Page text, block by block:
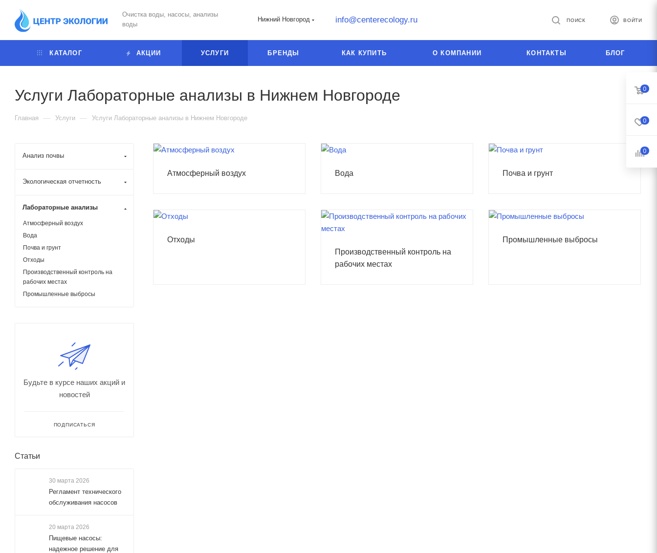
Очистка воды, насосы, анализы
воды
Нижний Новгород info@centerecology.ru ВОЙТИ
ПОИСК
КАТАЛОГ АКЦИИ УСЛУГИ БРЕНДЫ КАК КУПИТЬ О КОМПАНИИ КОНТАКТЫ БЛОГ
Услуги Лабораторные анализы в Нижнем Новгороде
Главная — Услуги — Услуги Лабораторные анализы в Нижнем Новгороде
Атмосферный воздух Вода Почва и грунт
Отходы
Производственный контроль на
рабочих местах
Промышленные выбросы
Анализ почвы
Экологическая отчетность
Лабораторные анализы
Атмосферный воздух
Вода
Почва и грунт
Отходы
Производственный контроль на
рабочих местах
Промышленные выбросы
Будьте в курсе наших акций и
новостей
ПОДПИСАТЬСЯ
Статьи
30 марта 2026
Регламент технического
обслуживания насосов
20 марта 2026
Пищевые насосы:
надежное решение для
0
0
0